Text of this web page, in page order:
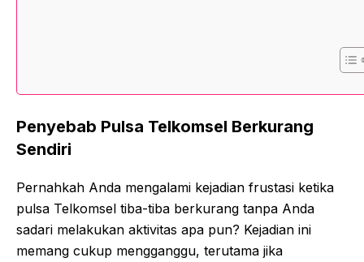
Penyebab Pulsa Telkomsel Berkurang
Sendiri
Pernahkah Anda mengalami kejadian frustasi ketika
pulsa Telkomsel tiba-tiba berkurang tanpa Anda
sadari melakukan aktivitas apa pun? Kejadian ini
memang cukup mengganggu, terutama jika